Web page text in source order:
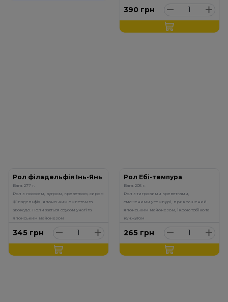
390 грн
Рол філадельфія Інь-Янь
Вага: 277 г.
Рол з лососем, вугром, креветкою, сиром
Філадельфія, японським омлетом та
авокадо. Поливається соусом унагі та
японським майонезом
345 грн
Рол Ебі-темпура
Вага: 205 г.
Рол з тигровими креветками,
смаженими у темпурі, прикрашений
японським майонезом, ікрою тобіко та
кунжутом
265 грн